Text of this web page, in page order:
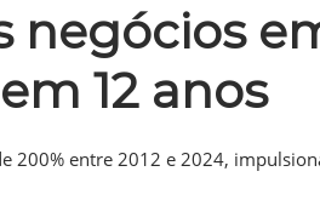
negócios
12 anos
200% entre 2012 e 2024,